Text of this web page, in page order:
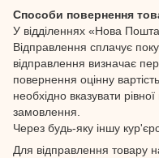
Способи повернення
У відділеннях «Нова
Відправлення сплачує
відправлення визначає
повернення оцінну
необхідно вказувати
замовлення.
Через будь-яку іншу
Для відправлення товару